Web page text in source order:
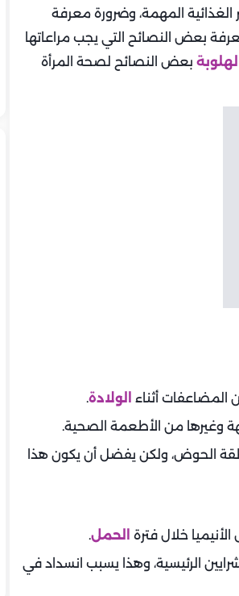
الغذائية المهمة، وضرورة معرفة
بعض النصائح التي يجب مراعاتها
لهلوبة بعض النصائح لصحة المرأة
المضاعفات أثناء
الولادة.
وغيرها من الأطعمة الصحية.
الحوض، ولكن يفضل أن يكون هذا
خلال فترة
الحمل.
الرئيسية، وهذا يسبب انسداد في